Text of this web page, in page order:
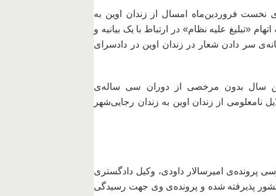
فروردین‌ماه امسال از زندان اوین به
«تبلیغ علیه نظام» در ارتباط با یک بیانیه و
سر دادن شعار در زندان اوین در دادسرای
سال بدون مرخصی از دوران سی ساله‌ی
نامعلومی از زندان اوین به زندان رجایی‌شهر
پرونده‌ی امیرسالار داودی، وکیل دادگستری
پذیرفته شده و پرونده‌ی وی جهت رسیدگی